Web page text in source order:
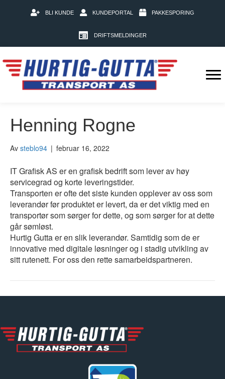
BLI KUNDE KUNDEPORTAL PAKKESPORING
DRIFTSMELDINGER
Henning Rogne
Av steblo94 | februar 16, 2022
IT Grafisk AS er en grafisk bedrift som lever av høy
servicegrad og korte leveringstider.
Transporten er ofte det siste kunden opplever av oss som
leverandør før produktet er levert, da er det viktig med en
transportør som sørger for dette, og som sørger for at dette
går sømløst.
Hurtig Gutta er en slik leverandør. Samtidig som de er
innovative med digitale løsninger og i stadig utvikling av
sitt rutenett. For oss den rette samarbeidspartneren.